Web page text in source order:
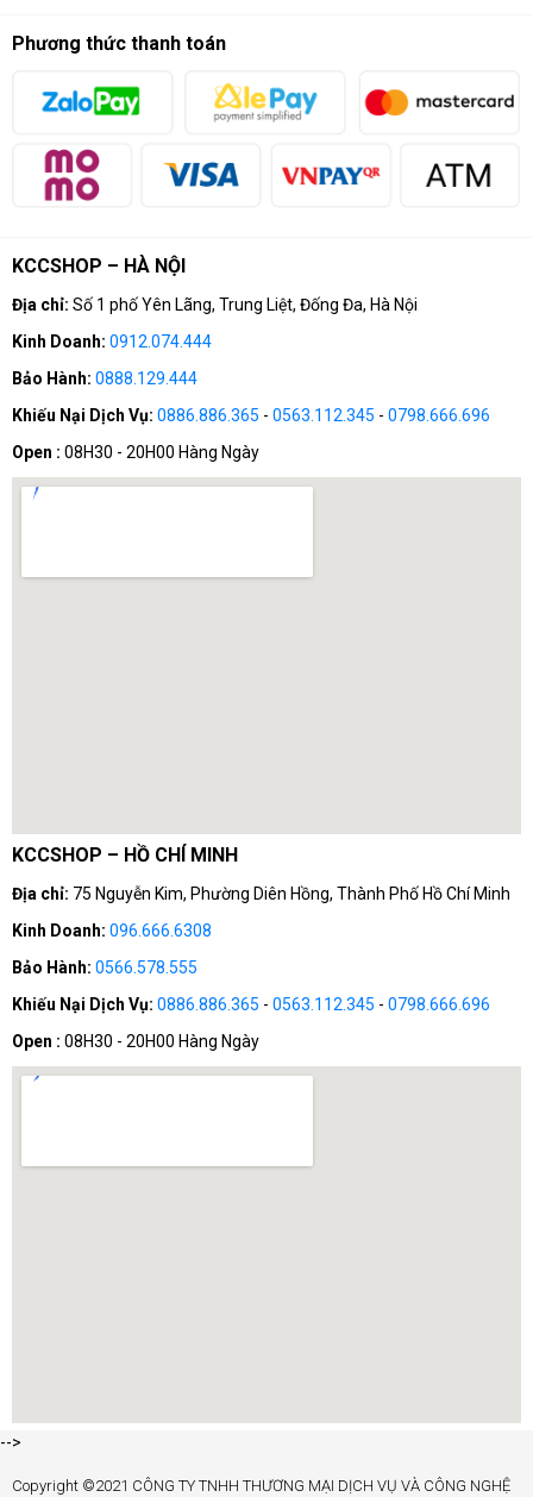
Chính sách vận chuyển
Chính sách bảo mật thông tin
Email: khanhchungcomputer@gmail.com
Phương thức thanh toán
KCCSHOP – HÀ NỘI
Địa chỉ: Số 1 phố Yên Lãng, Trung Liệt, Đống Đa, Hà Nội
Kinh Doanh: 0912.074.444
Bảo Hành: 0888.129.444
Khiếu Nại Dịch Vụ: 0886.886.365 - 0563.112.345 - 0798.666.696
Open : 08H30 - 20H00 Hàng Ngày
KCCSHOP – HỒ CHÍ MINH
Địa chỉ: 75 Nguyễn Kim, Phường Diên Hồng, Thành Phố Hồ Chí Minh
Kinh Doanh: 096.666.6308
Bảo Hành: 0566.578.555
Khiếu Nại Dịch Vụ: 0886.886.365 - 0563.112.345 - 0798.666.696
Open : 08H30 - 20H00 Hàng Ngày
-->
Copyright ©2021 CÔNG TY TNHH THƯƠNG MẠI DỊCH VỤ VÀ CÔNG NGHỆ